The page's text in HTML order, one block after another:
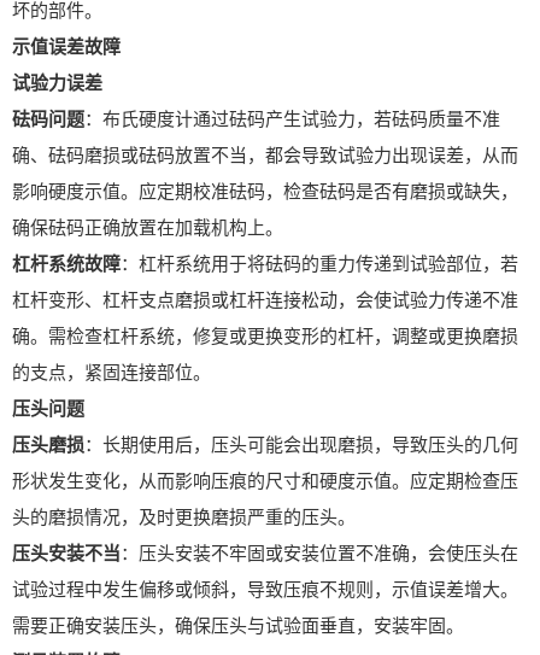
坏的部件。
示值误差故障
试验力误差
砝码问题：布氏硬度计通过砝码产生试验力，若砝码质量不准
确、砝码磨损或砝码放置不当，都会导致试验力出现误差，从而
影响硬度示值。应定期校准砝码，检查砝码是否有磨损或缺失，
确保砝码正确放置在加载机构上。
杠杆系统故障：杠杆系统用于将砝码的重力传递到试验部位，若
杠杆变形、杠杆支点磨损或杠杆连接松动，会使试验力传递不准
确。需检查杠杆系统，修复或更换变形的杠杆，调整或更换磨损
的支点，紧固连接部位。
压头问题
压头磨损：长期使用后，压头可能会出现磨损，导致压头的几何
形状发生变化，从而影响压痕的尺寸和硬度示值。应定期检查压
头的磨损情况，及时更换磨损严重的压头。
压头安装不当：压头安装不牢固或安装位置不准确，会使压头在
试验过程中发生偏移或倾斜，导致压痕不规则，示值误差增大。
需要正确安装压头，确保压头与试验面垂直，安装牢固。